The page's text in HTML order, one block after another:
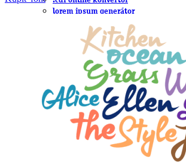
lorem ipsum generátor
zistiť názov fontu – What the Font
zaslať súbor do rubriky Od detepákov